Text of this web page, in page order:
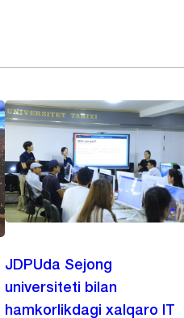
JDPUda Sejong
universiteti bilan
hamkorlikdagi xalqaro IT